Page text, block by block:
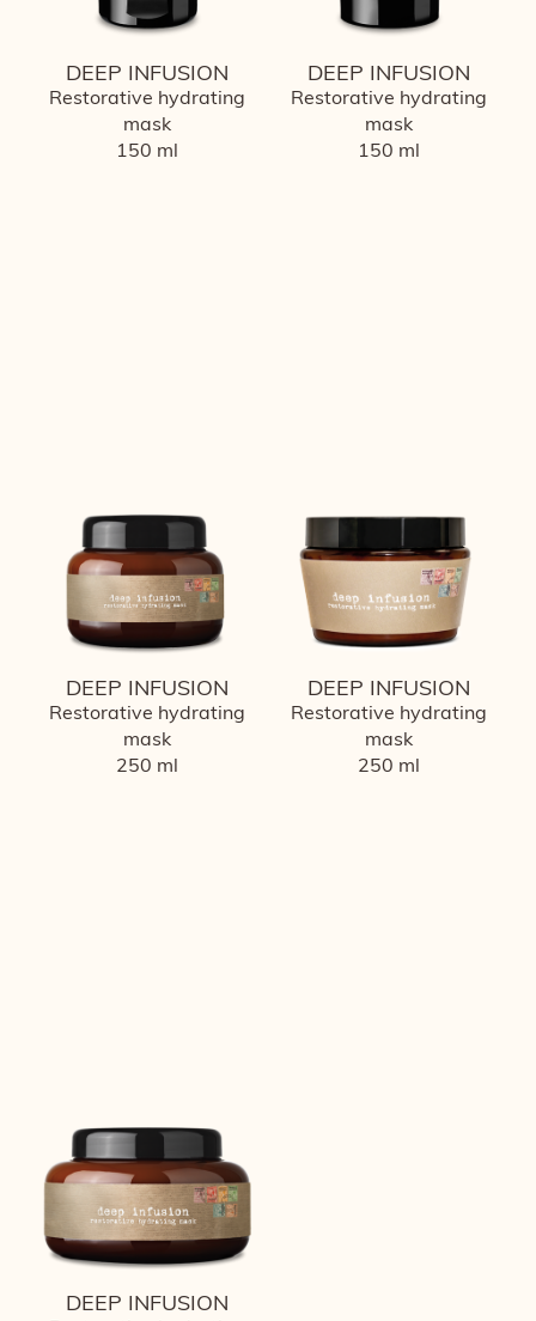
DEEP INFUSION
Restorative hydrating
mask
150 ml
DEEP INFUSION
Restorative hydrating
mask
150 ml
DEEP INFUSION
Restorative hydrating
mask
250 ml
DEEP INFUSION
Restorative hydrating
mask
250 ml
DEEP INFUSION